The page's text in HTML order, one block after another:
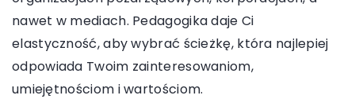
nawet w mediach. Pedagogika daje Ci
elastyczność, aby wybrać ścieżkę, która najlepiej
odpowiada Twoim zainteresowaniom,
umiejętnościom i wartościom.